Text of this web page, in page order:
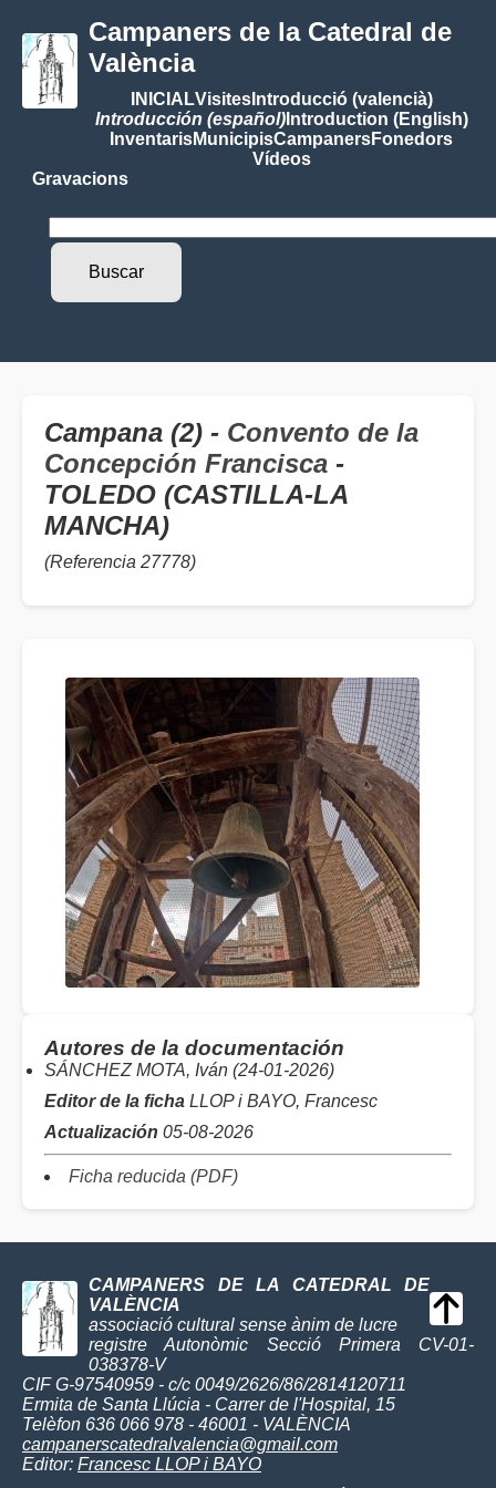
Campaners de la Catedral de
València
INICIALVisitesIntroducció (valencià)
Introducción (español)Introduction (English)
InventarisMunicipisCampanersFonedors
Vídeos
Gravacions
Campana (2) - Convento de la
Concepción Francisca -
TOLEDO (CASTILLA-LA
MANCHA)
(Referencia 27778)
Autores de la documentación
SÁNCHEZ MOTA, Iván (24-01-2026)
Editor de la ficha LLOP i BAYO, Francesc
Actualización 05-08-2026
Ficha reducida (PDF)
CAMPANERS DE LA CATEDRAL DE
VALÈNCIA
associació cultural sense ànim de lucre
registre Autonòmic Secció Primera CV-01-
038378-V
CIF G-97540959 - c/c 0049/2626/86/2814120711
Ermita de Santa Llúcia - Carrer de l'Hospital, 15
Telèfon 636 066 978 - 46001 - VALÈNCIA
campanerscatedralvalencia@gmail.com
Editor: Francesc LLOP i BAYO